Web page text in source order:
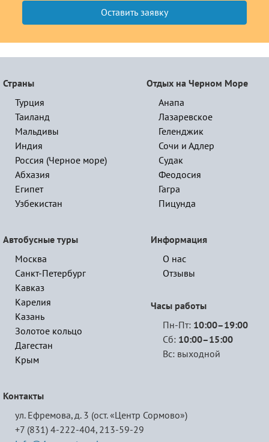
Страны
Турция
Таиланд
Мальдивы
Индия
Россия (Черное море)
Абхазия
Египет
Узбекистан
Отдых на Черном Море
Анапа
Лазаревское
Геленджик
Сочи и Адлер
Судак
Феодосия
Гагра
Пицунда
Автобусные туры
Москва
Санкт-Петербург
Кавказ
Карелия
Казань
Золотое кольцо
Дагестан
Крым
Информация
О нас
Отзывы
Часы работы
Пн-Пт: 10:00–19:00
Сб: 10:00–15:00
Вс: выходной
Контакты
ул. Ефремова, д. 3 (ост. «Центр Сормово»)
+7 (831) 4-222-404, 213-59-29